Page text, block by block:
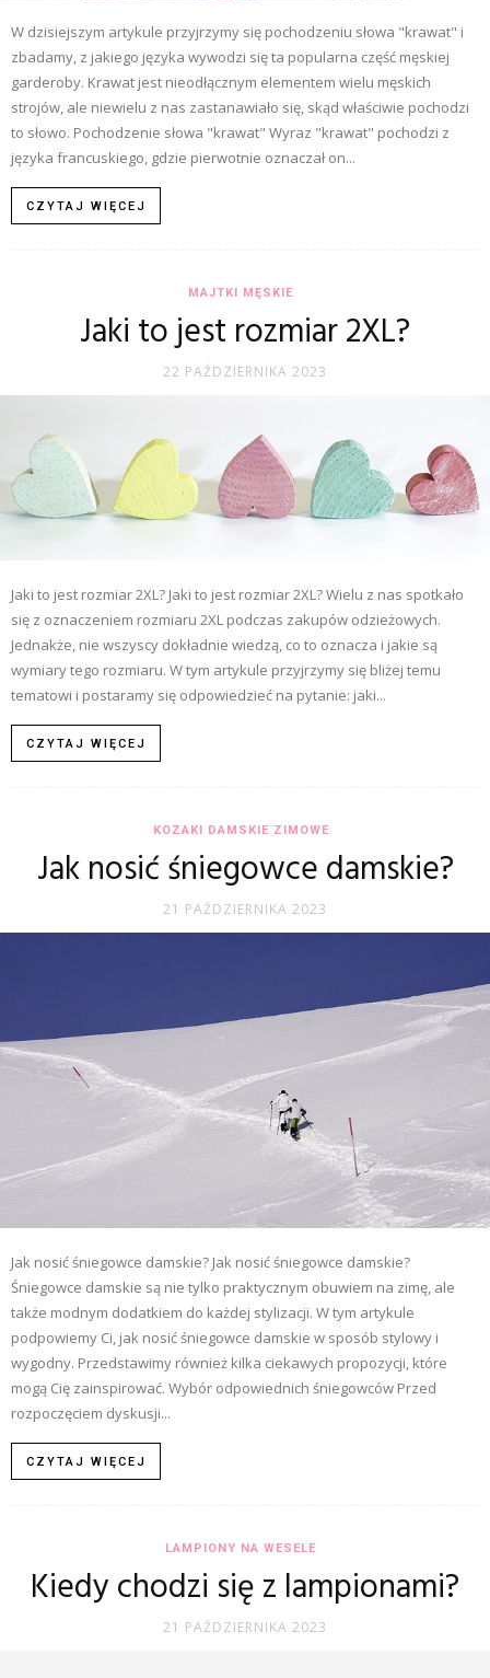
W dzisiejszym artykule przyjrzymy się pochodzeniu słowa "krawat" i
zbadamy, z jakiego języka wywodzi się ta popularna część męskiej
garderoby. Krawat jest nieodłącznym elementem wielu męskich
strojów, ale niewielu z nas zastanawiało się, skąd właściwie pochodzi
to słowo. Pochodzenie słowa "krawat" Wyraz "krawat" pochodzi z
języka francuskiego, gdzie pierwotnie oznaczał on...
CZYTAJ WIĘCEJ
MAJTKI MĘSKIE
Jaki to jest rozmiar 2XL?
22 PAŹDZIERNIKA 2023
Jaki to jest rozmiar 2XL? Jaki to jest rozmiar 2XL? Wielu z nas spotkało
się z oznaczeniem rozmiaru 2XL podczas zakupów odzieżowych.
Jednakże, nie wszyscy dokładnie wiedzą, co to oznacza i jakie są
wymiary tego rozmiaru. W tym artykule przyjrzymy się bliżej temu
tematowi i postaramy się odpowiedzieć na pytanie: jaki...
CZYTAJ WIĘCEJ
KOZAKI DAMSKIE ZIMOWE
Jak nosić śniegowce damskie?
21 PAŹDZIERNIKA 2023
Jak nosić śniegowce damskie? Jak nosić śniegowce damskie?
Śniegowce damskie są nie tylko praktycznym obuwiem na zimę, ale
także modnym dodatkiem do każdej stylizacji. W tym artykule
podpowiemy Ci, jak nosić śniegowce damskie w sposób stylowy i
wygodny. Przedstawimy również kilka ciekawych propozycji, które
mogą Cię zainspirować. Wybór odpowiednich śniegowców Przed
rozpoczęciem dyskusji...
CZYTAJ WIĘCEJ
LAMPIONY NA WESELE
Kiedy chodzi się z lampionami?
21 PAŹDZIERNIKA 2023